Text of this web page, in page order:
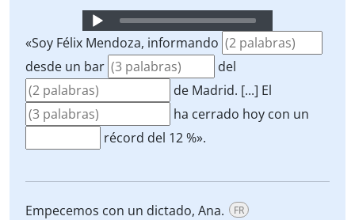
Audio
Player
«Soy Félix Mendoza, informando
desde un bar
del
de Madrid. [...] El
ha cerrado hoy con un
récord del 12 %».
Empecemos con un dictado, Ana. FR